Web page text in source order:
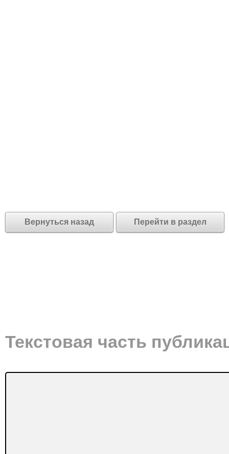
Вернуться назад Перейти в раздел
Текстовая часть